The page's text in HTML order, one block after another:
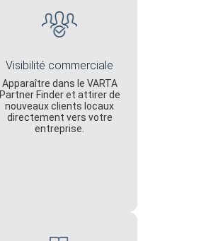
Visibilité commerciale
Apparaître dans le VARTA
Partner Finder et attirer de
nouveaux clients locaux
directement vers votre
entreprise.